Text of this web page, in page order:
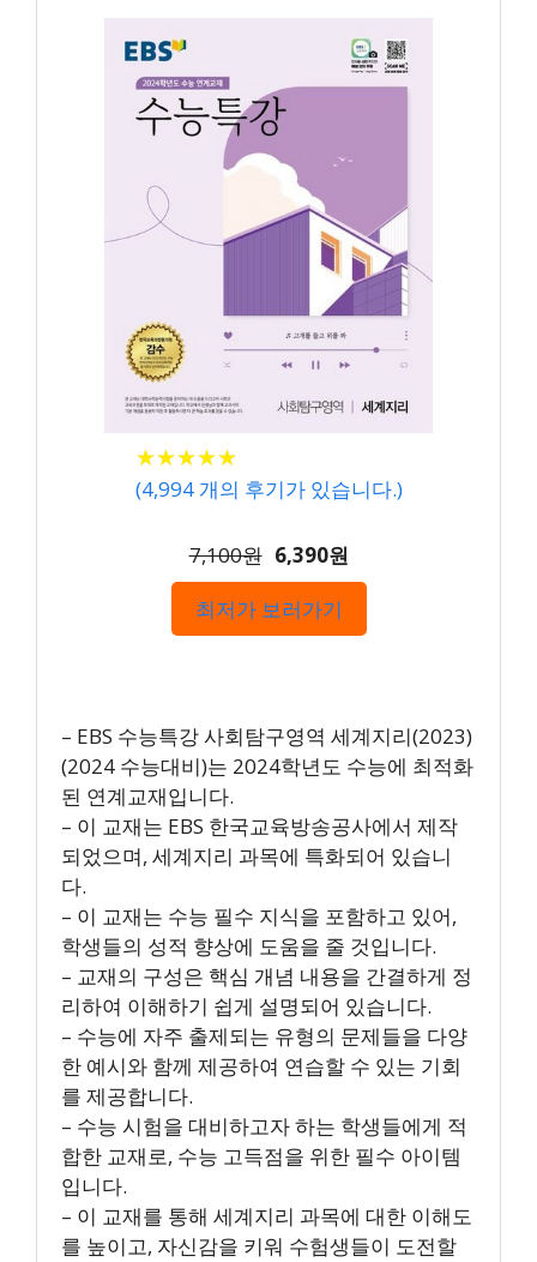
★★★★★
★★★★★
(4,994개의 후기가 있습니다.)
7,100원 6,390원
최저가 보러가기
– EBS 수능특강 사회탐구영역 세계지리(2023)
(2024 수능대비)는 2024학년도 수능에 최적화
된 연계교재입니다.
– 이 교재는 EBS 한국교육방송공사에서 제작
되었으며, 세계지리 과목에 특화되어 있습니
다.
– 이 교재는 수능 필수 지식을 포함하고 있어,
학생들의 성적 향상에 도움을 줄 것입니다.
– 교재의 구성은 핵심 개념 내용을 간결하게 정
리하여 이해하기 쉽게 설명되어 있습니다.
– 수능에 자주 출제되는 유형의 문제들을 다양
한 예시와 함께 제공하여 연습할 수 있는 기회
를 제공합니다.
– 수능 시험을 대비하고자 하는 학생들에게 적
합한 교재로, 수능 고득점을 위한 필수 아이템
입니다.
– 이 교재를 통해 세계지리 과목에 대한 이해도
를 높이고, 자신감을 키워 수험생들이 도전할